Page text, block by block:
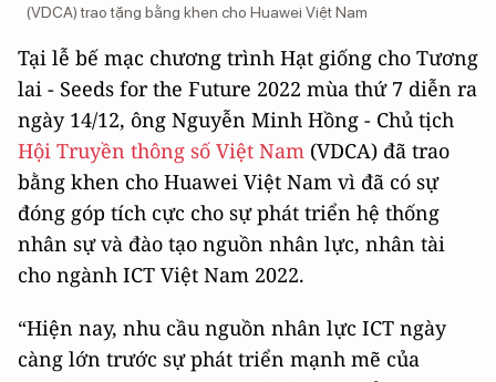
(VDCA) trao tặng bằng khen cho Huawei Việt Nam
Tại lễ bế mạc chương trình Hạt giống cho Tương
lai - Seeds for the Future 2022 mùa thứ 7 diễn ra
ngày 14/12, ông Nguyễn Minh Hồng - Chủ tịch
Hội Truyền thông số Việt Nam (VDCA) đã trao
bằng khen cho Huawei Việt Nam vì đã có sự
đóng góp tích cực cho sự phát triển hệ thống
nhân sự và đào tạo nguồn nhân lực, nhân tài
cho ngành ICT Việt Nam 2022.
“Hiện nay, nhu cầu nguồn nhân lực ICT ngày
càng lớn trước sự phát triển mạnh mẽ của